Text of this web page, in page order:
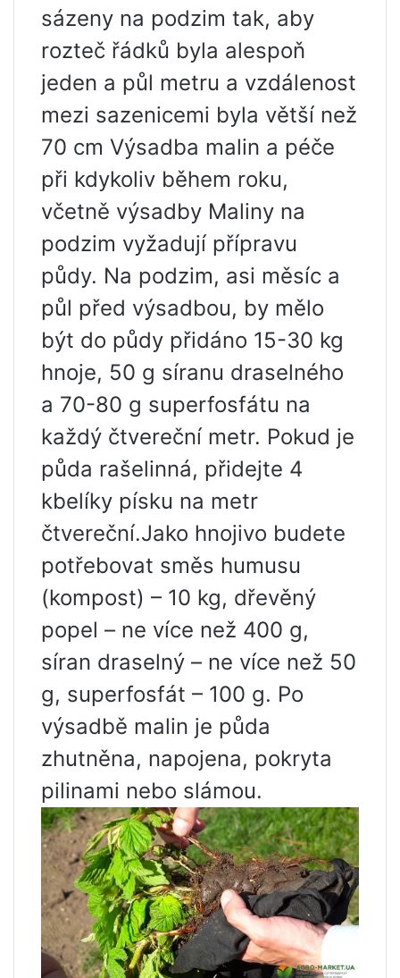
sázeny na podzim tak, aby
rozteč řádků byla alespoň
jeden a půl metru a vzdálenost
mezi sazenicemi byla větší než
70 cm Výsadba malin a péče
při kdykoliv během roku,
včetně výsadby Maliny na
podzim vyžadují přípravu
půdy. Na podzim, asi měsíc a
půl před výsadbou, by mělo
být do půdy přidáno 15-30 kg
hnoje, 50 g síranu draselného
a 70-80 g superfosfátu na
každý čtvereční metr. Pokud je
půda rašelinná, přidejte 4
kbelíky písku na metr
čtvereční.Jako hnojivo budete
potřebovat směs humusu
(kompost) – 10 kg, dřevěný
popel – ne více než 400 g,
síran draselný – ne více než 50
g, superfosfát – 100 g. Po
výsadbě malin je půda
zhutněna, napojena, pokryta
pilinami nebo slámou.